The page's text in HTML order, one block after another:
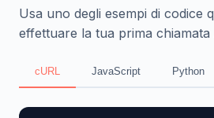
Usa uno degli esempi di codice
effettuare la tua prima chiamata
cURL JavaScript Python